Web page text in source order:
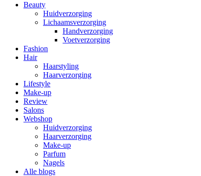
Beauty
Huidverzorging
Lichaamsverzorging
Handverzorging
Voetverzorging
Fashion
Hair
Haarstyling
Haarverzorging
Lifestyle
Make-up
Review
Salons
Webshop
Huidverzorging
Haarverzorging
Make-up
Parfum
Nagels
Alle blogs